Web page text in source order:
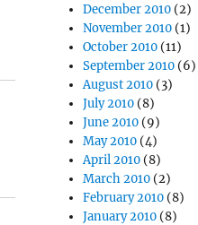
December 2010 (2)
November 2010 (1)
October 2010 (11)
September 2010 (6)
August 2010 (3)
July 2010 (8)
June 2010 (9)
May 2010 (4)
April 2010 (8)
March 2010 (2)
February 2010 (8)
January 2010 (8)